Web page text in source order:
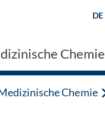
DE
Chemie
Chemie